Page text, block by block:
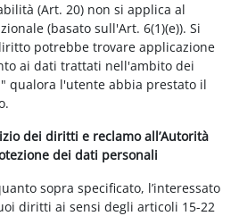
(Art. 20) non si applica al
(basato sull'Art. 6(1)(e)). Si
potrebbe trovare applicazione
ai dati trattati nell'ambito dei
qualora l'utente abbia prestato il
dei diritti e reclamo all’Autorità
dei dati personali
sopra specificato, l’interessato
diritti ai sensi degli articoli 15-22